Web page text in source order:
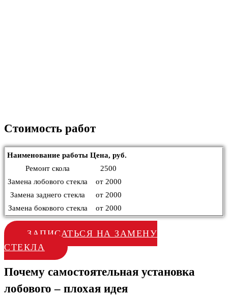
Стоимость работ
Наименование работы Цена, руб.
Ремонт скола
2500
Замена лобового стекла
от 2000
Замена заднего стекла
от 2000
Замена бокового стекла
от 2000
ЗАПИСАТЬСЯ НА ЗАМЕНУ
СТЕКЛА
Почему самостоятельная установка
лобового – плохая идея